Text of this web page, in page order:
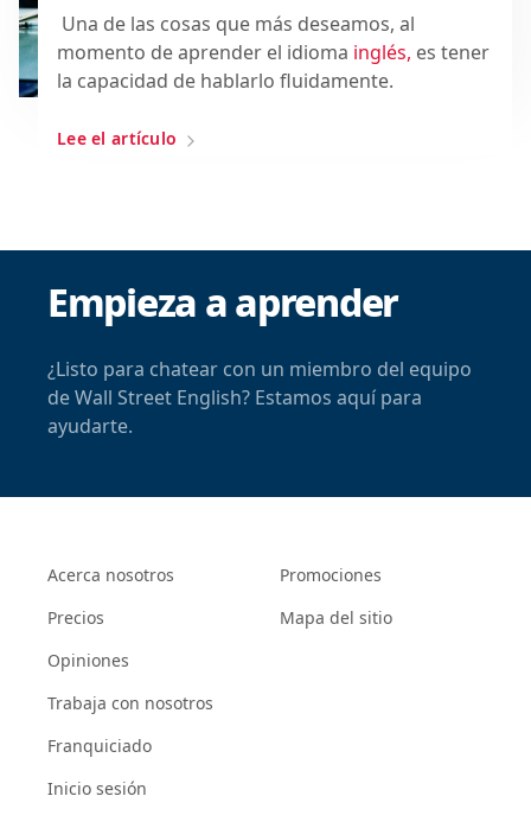
Una de las cosas que más deseamos, al
momento de aprender el idioma inglés, es tener
la capacidad de hablarlo fluidamente.
Lee el artículo
Empieza a aprender
¿Listo para chatear con un miembro del equipo
de Wall Street English? Estamos aquí para
ayudarte.
Acerca nosotros
Precios
Opiniones
Trabaja con nosotros
Franquiciado
Inicio sesión
Promociones
Mapa del sitio